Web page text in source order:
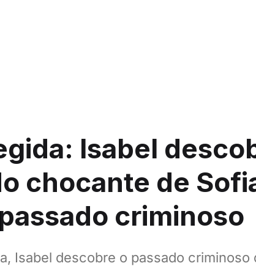
Isabel
chocante de
criminoso
Isabel descobre o passado criminoso